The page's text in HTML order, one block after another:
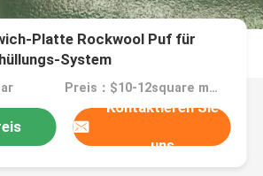
Platte Rockwool Puf für
System
Preis：$10-12square meter
Kontaktieren Sie
uns